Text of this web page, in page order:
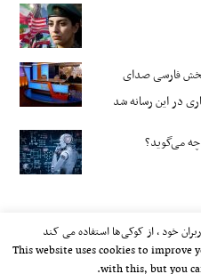
بخش فارسی صدای
در این رسانه شد
می‌گوید؟
خود ، از کوکی‌ها استفاده می کند
This website uses cookies to improve
with this, but you